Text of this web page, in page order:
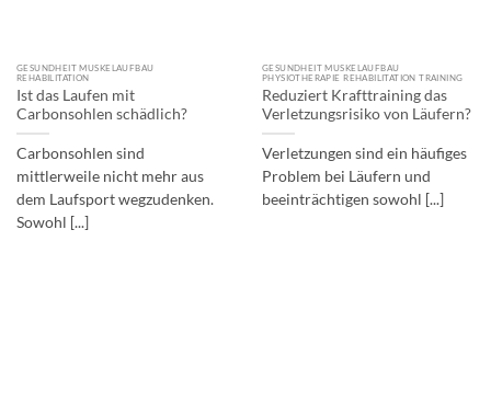
GESUNDHEIT MUSKELAUFBAU
REHABILITATION
Ist das Laufen mit
Carbonsohlen schädlich?
Carbonsohlen sind
mittlerweile nicht mehr aus
dem Laufsport wegzudenken.
Sowohl [...]
GESUNDHEIT MUSKELAUFBAU
PHYSIOTHERAPIE REHABILITATION TRAINING
Reduziert Krafttraining das
Verletzungsrisiko von Läufern?
Verletzungen sind ein häufiges
Problem bei Läufern und
beeinträchtigen sowohl [...]